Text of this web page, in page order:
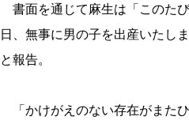
書面を通じて麻生は「このた
日、無事に男の子を出産いたし
と報告。
「かけがえのない存在がまた